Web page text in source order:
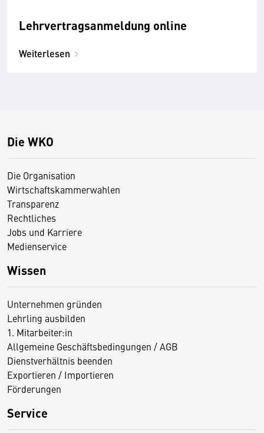
Lehrvertragsanmeldung online
Weiterlesen
Die WKO
Die Organisation
Wirtschaftskammerwahlen
Transparenz
Rechtliches
Jobs und Karriere
Medienservice
Wissen
Unternehmen gründen
Lehrling ausbilden
1. Mitarbeiter:in
Allgemeine Geschäftsbedingungen / AGB
Dienstverhältnis beenden
Exportieren / Importieren
Förderungen
Service